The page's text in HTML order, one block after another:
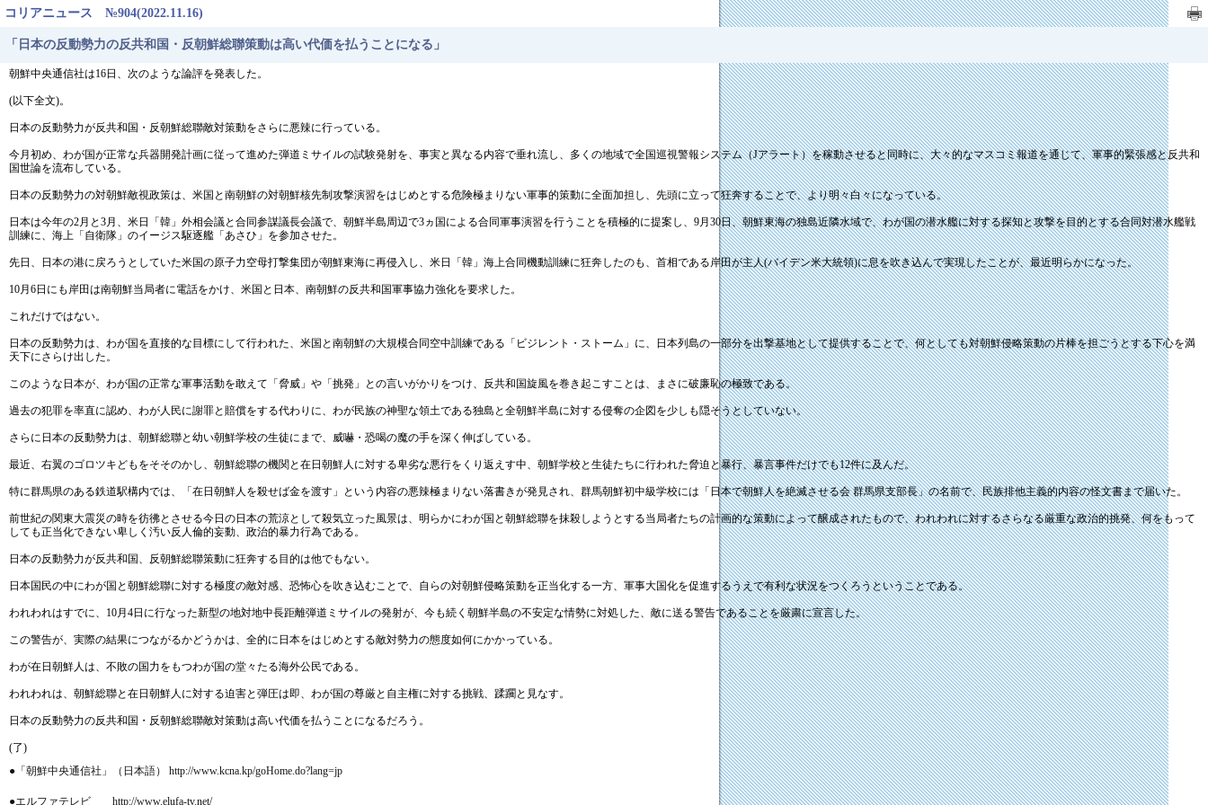
コリアニュース №904(2022.11.16)
「日本の反動勢力の反共和国・反朝鮮総聯策動は高い代価を払うことになる」
朝鮮中央通信社は16日、次のような論評を発表した。
(以下全文)。
日本の反動勢力が反共和国・反朝鮮総聯敵対策動をさらに悪辣に行っている。
今月初め、わが国が正常な兵器開発計画に従って進めた弾道ミサイルの試験発射を、事実と異なる内容で垂れ流し、多くの地域で全国巡視警報システム（Jアラート）を稼動させると同時に、大々的なマスコミ報道を通じて、軍事的緊張感と反共和
国世論を流布している。
日本の反動勢力の対朝鮮敵視政策は、米国と南朝鮮の対朝鮮核先制攻撃演習をはじめとする危険極まりない軍事的策動に全面加担し、先頭に立って狂奔することで、より明々白々になっている。
日本は今年の2月と3月、米日「韓」外相会議と合同参謀議長会議で、朝鮮半島周辺で3ヵ国による合同軍事演習を行うことを積極的に提案し、9月30日、朝鮮東海の独島近隣水域で、わが国の潜水艦に対する探知と攻撃を目的とする合同対潜水艦戦
訓練に、海上「自衛隊」のイージス駆逐艦「あさひ」を参加させた。
先日、日本の港に戻ろうとしていた米国の原子力空母打撃集団が朝鮮東海に再侵入し、米日「韓」海上合同機動訓練に狂奔したのも、首相である岸田が主人(バイデン米大統領)に息を吹き込んで実現したことが、最近明らかになった。
10月6日にも岸田は南朝鮮当局者に電話をかけ、米国と日本、南朝鮮の反共和国軍事協力強化を要求した。
これだけではない。
日本の反動勢力は、わが国を直接的な目標にして行われた、米国と南朝鮮の大規模合同空中訓練である「ビジレント・ストーム」に、日本列島の一部分を出撃基地として提供することで、何としても対朝鮮侵略策動の片棒を担ごうとする下心を満
天下にさらけ出した。
このような日本が、わが国の正常な軍事活動を敢えて「脅威」や「挑発」との言いがかりをつけ、反共和国旋風を巻き起こすことは、まさに破廉恥の極致である。
過去の犯罪を率直に認め、わが人民に謝罪と賠償をする代わりに、わが民族の神聖な領土である独島と全朝鮮半島に対する侵奪の企図を少しも隠そうとしていない。
さらに日本の反動勢力は、朝鮮総聯と幼い朝鮮学校の生徒にまで、威嚇・恐喝の魔の手を深く伸ばしている。
最近、右翼のゴロツキどもをそそのかし、朝鮮総聯の機関と在日朝鮮人に対する卑劣な悪行をくり返えす中、朝鮮学校と生徒たちに行われた脅迫と暴行、暴言事件だけでも12件に及んだ。
特に群馬県のある鉄道駅構内では、「在日朝鮮人を殺せば金を渡す」という内容の悪辣極まりない落書きが発見され、群馬朝鮮初中級学校には「日本で朝鮮人を絶滅させる会 群馬県支部長」の名前で、民族排他主義的内容の怪文書まで届いた。
前世紀の関東大震災の時を彷彿とさせる今日の日本の荒涼として殺気立った風景は、明らかにわが国と朝鮮総聯を抹殺しようとする当局者たちの計画的な策動によって醸成されたもので、われわれに対するさらなる厳重な政治的挑発、何をもって
しても正当化できない卑しく汚い反人倫的妄動、政治的暴力行為である。
日本の反動勢力が反共和国、反朝鮮総聯策動に狂奔する目的は他でもない。
日本国民の中にわが国と朝鮮総聯に対する極度の敵対感、恐怖心を吹き込むことで、自らの対朝鮮侵略策動を正当化する一方、軍事大国化を促進するうえで有利な状況をつくろうということである。
われわれはすでに、10月4日に行なった新型の地対地中長距離弾道ミサイルの発射が、今も続く朝鮮半島の不安定な情勢に対処した、敵に送る警告であることを厳粛に宣言した。
この警告が、実際の結果につながるかどうかは、全的に日本をはじめとする敵対勢力の態度如何にかかっている。
わが在日朝鮮人は、不敗の国力をもつわが国の堂々たる海外公民である。
われわれは、朝鮮総聯と在日朝鮮人に対する迫害と弾圧は即、わが国の尊厳と自主権に対する挑戦、蹂躙と見なす。
日本の反動勢力の反共和国・反朝鮮総聯敵対策動は高い代価を払うことになるだろう。
(了)
●「朝鮮中央通信社」（日本語） http://www.kcna.kp/goHome.do?lang=jp
●エルファテレビ http://www.elufa-tv.net/